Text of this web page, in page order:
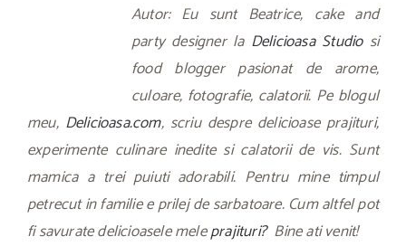
Autor: Eu sunt Beatrice, cake and
party designer la Delicioasa Studiosi
food blogger pasionat de arome,
culoare, fotografie, calatorii. Pe blogul
meu, Delicioasa.com, scriu despre delicioase prajituri,
experimente culinare inedite si calatorii de vis. Sunt
mamica a trei puiuti adorabili. Pentru mine timpul
petrecut in familie e prilej de sarbatoare. Cum altfel pot
fi savurate delicioasele meleprajituri? Bine ati venit!